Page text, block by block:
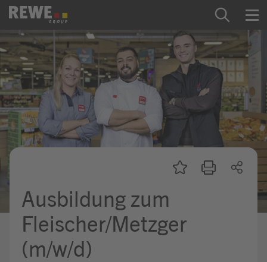
Zum Inhalt springen
Startseite
REWE Group als Arbeitgeber
Ausbildung & Studium
Praktikum & Werkstudium
Mein Kandidat:innenprofil
Ausbildung zum
Fleischer/Metzger
(m/w/d)